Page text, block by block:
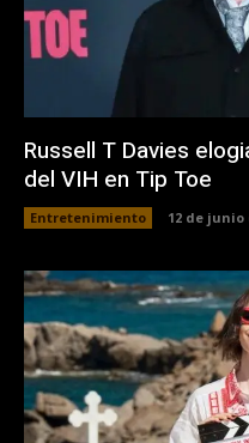
Russell T Davies
del VIH en Tip Toe
Entretenimiento 12 de junio